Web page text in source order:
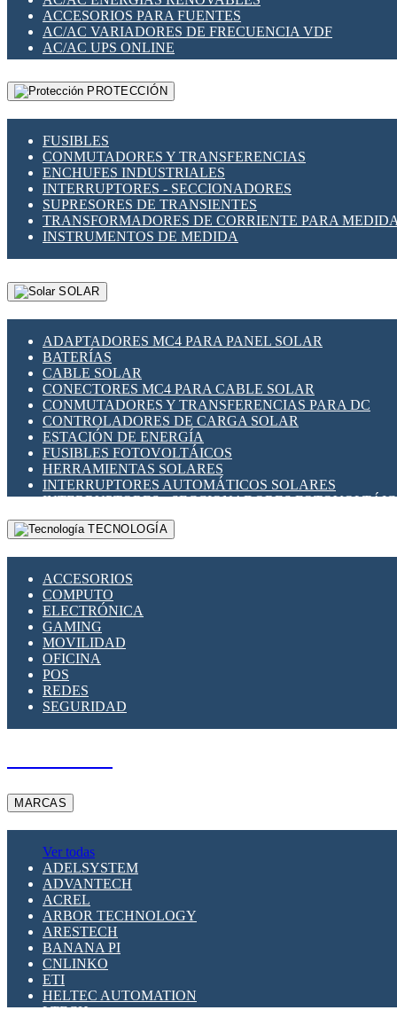
TELEFONÍA IP (VOIP)
VIGILANCIA IP (CCTV)
MESHTASTIC
ACCESORIOS PARA FUENTES
AC/AC VARIADORES DE FRECUENCIA VDF
AC/AC UPS ONLINE
PROTECCIÓN
FUSIBLES
CONMUTADORES Y TRANSFERENCIAS
ENCHUFES INDUSTRIALES
INTERRUPTORES - SECCIONADORES
SUPRESORES DE TRANSIENTES
TRANSFORMADORES DE CORRIENTE PARA
INSTRUMENTOS DE MEDIDA
SOLAR
ADAPTADORES MC4 PARA PANEL SOLAR
BATERÍAS
CABLE SOLAR
CONECTORES MC4 PARA CABLE SOLAR
CONMUTADORES Y TRANSFERENCIAS PARA DC
CONTROLADORES DE CARGA SOLAR
ESTACIÓN DE ENERGÍA
FUSIBLES FOTOVOLTÁICOS
HERRAMIENTAS SOLARES
INTERRUPTORES AUTOMÁTICOS SOLARES
INTERRUPTORES - SECCIONADORES
MONTAJE PANEL SOLAR
PORTA FUSIBLES Y SECCIONADORES
TECNOLOGÍA
ACCESORIOS
COMPUTO
ELECTRÓNICA
GAMING
MOVILIDAD
OFICINA
POS
REDES
SEGURIDAD
MARCAS
Ver todas
ADELSYSTEM
ADVANTECH
ACREL
ARBOR TECHNOLOGY
ARESTECH
BANANA PI
CNLINKO
ETI
HELTEC AUTOMATION
LTECH